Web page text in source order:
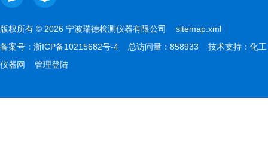
版权所有 © 2026 宁波瑞德检测仪器有限公司 sitemap.xml
备案号： 浙ICP备10215682号-4 总访问量：858933 技术支持： 化工
仪器网
管理登陆